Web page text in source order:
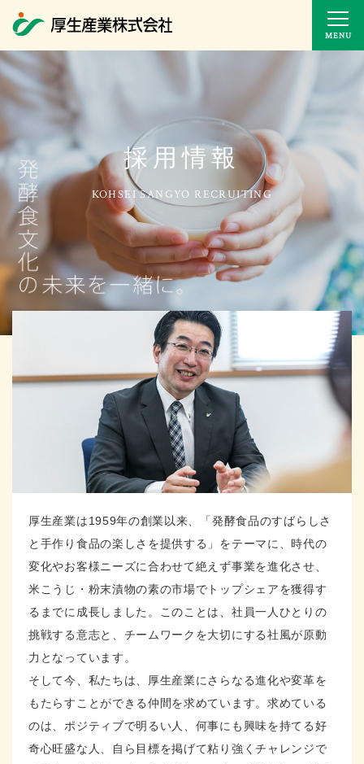
MENU
採用情報
厚生産業は1959年の創業以来、「発酵食品のすばらしさ
と手作り食品の楽しさを提供する」をテーマに、時代の
変化やお客様ニーズに合わせて絶えず事業を進化させ、
米こうじ・粉末漬物の素の市場でトップシェアを獲得す
るまでに成長しました。このことは、社員一人ひとりの
挑戦する意志と、チームワークを大切にする社風が原動
力となっています。
そして今、私たちは、厚生産業にさらなる進化や変革を
もたらすことができる仲間を求めています。求めている
のは、ポジティブで明るい人、何事にも興味を持てる好
奇心旺盛な人、自ら目標を掲げて粘り強くチャレンジで